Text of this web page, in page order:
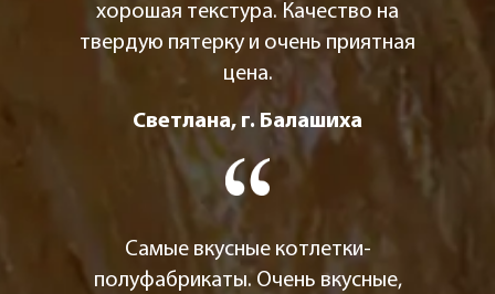
хорошая текстура. Качество на
твердую пятерку и очень приятная
цена.
Светлана, г. Балашиха
Самые вкусные котлетки-
полуфабрикаты. Очень вкусные,